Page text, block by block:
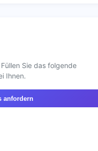
Sie das folgende
Ihnen.
anfordern